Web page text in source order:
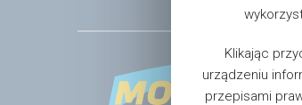
Klikając
urządzeniu
przepisami